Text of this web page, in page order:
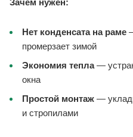
Нет конденсата на раме
промерзает зимой
Экономия тепла—
окна
Простой монтаж —
и стропилами